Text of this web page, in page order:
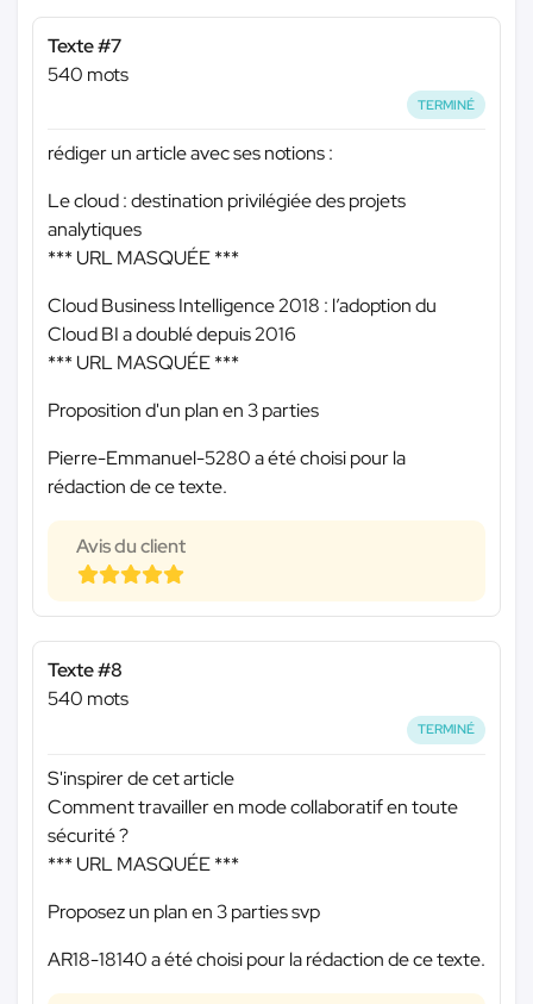
Texte #7
540 mots
TERMINÉ
rédiger un article avec ses notions :
Le cloud : destination privilégiée des projets
analytiques
*** URL MASQUÉE ***
Cloud Business Intelligence 2018 : l’adoption du
Cloud BI a doublé depuis 2016
*** URL MASQUÉE ***
Proposition d'un plan en 3 parties
Pierre-Emmanuel-5280 a été choisi pour la
rédaction de ce texte.
Avis du client
Texte #8
540 mots
TERMINÉ
S'inspirer de cet article
Comment travailler en mode collaboratif en toute
sécurité ?
*** URL MASQUÉE ***
Proposez un plan en 3 parties svp
AR18-18140 a été choisi pour la rédaction de ce texte.